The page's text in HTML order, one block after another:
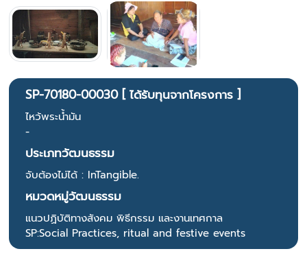
SP-70180-00030 [ ได้รับทุนจากโครงการ ]
ไหว้พระน้ำมัน
-
ประเภทวัฒนธรรม
จับต้องไม่ได้ : InTangible.
หมวดหมู่วัฒนธรรม
แนวปฏิบัติทางสังคม พิธีกรรม และงานเทศกาล
SP:Social Practices, ritual and festive events